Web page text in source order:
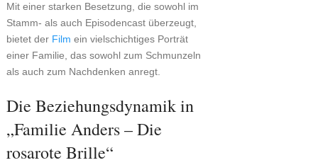
Mit einer starken Besetzung, die sowohl im
Stamm- als auch Episodencast überzeugt,
bietet der Film ein vielschichtiges Porträt
einer Familie, das sowohl zum Schmunzeln
als auch zum Nachdenken anregt.
Die Beziehungsdynamik in
„Familie Anders – Die
rosarote Brille“